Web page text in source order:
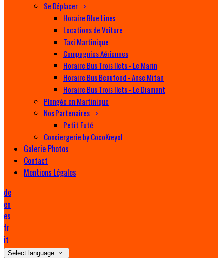
Se Déplacer
Horaire Blue Lines
Locations de Voiture
Taxi Martinique
Compagnies Aériennes
Horaire Bus Trois Ilets - Le Marin
Horaire Bus Beaufond - Anse Mitan
Horaire Bus Trois Ilets - Le Diamant
Plongée en Martinique
Nos Partenaires
Petit Futé
Conciergerie by CocoKreyol
Galerie Photos
Contact
Mentions Légales
de
en
es
fr
it
Select language